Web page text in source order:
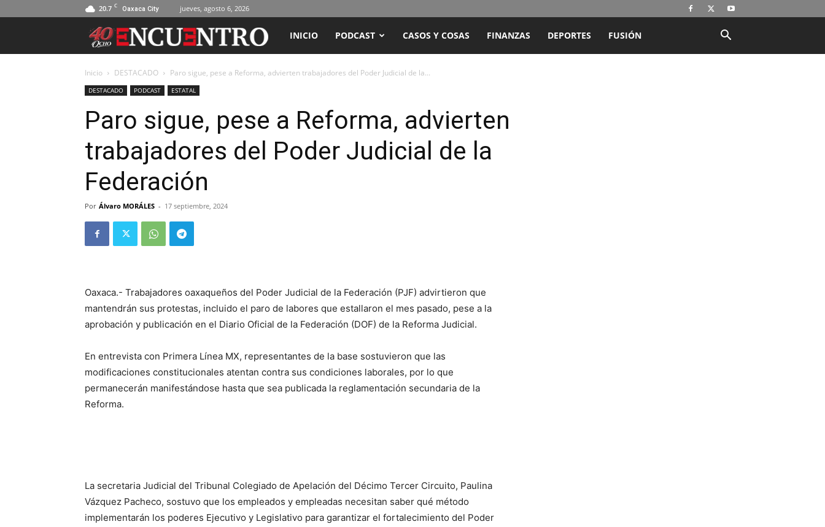
20.7 C Oaxaca City jueves, agosto 6, 2026
ENCUENTRO
RADIO
TELEVISIÓN
INICIO PODCAST CASOS Y COSAS FINANZAS DEPORTES FUSIÓN
Inicio DESTACADO Paro sigue, pese a Reforma, advierten trabajadores del Poder Judicial de la...
DESTACADO PODCAST ESTATAL
Paro sigue, pese a Reforma, advierten
trabajadores del Poder Judicial de la
Federación
Por Álvaro MORÁLES - 17 septiembre, 2024
Oaxaca.- Trabajadores oaxaqueños del Poder Judicial de la Federación (PJF) advirtieron que
mantendrán sus protestas, incluido el paro de labores que estallaron el mes pasado, pese a la
aprobación y publicación en el Diario Oficial de la Federación (DOF) de la Reforma Judicial.
En entrevista con Primera Línea MX, representantes de la base sostuvieron que las
modificaciones constitucionales atentan contra sus condiciones laborales, por lo que
permanecerán manifestándose hasta que sea publicada la reglamentación secundaria de la
Reforma.
La secretaria Judicial del Tribunal Colegiado de Apelación del Décimo Tercer Circuito, Paulina
Vázquez Pacheco, sostuvo que los empleados y empleadas necesitan saber qué método
implementarán los poderes Ejecutivo y Legislativo para garantizar el fortalecimiento del Poder